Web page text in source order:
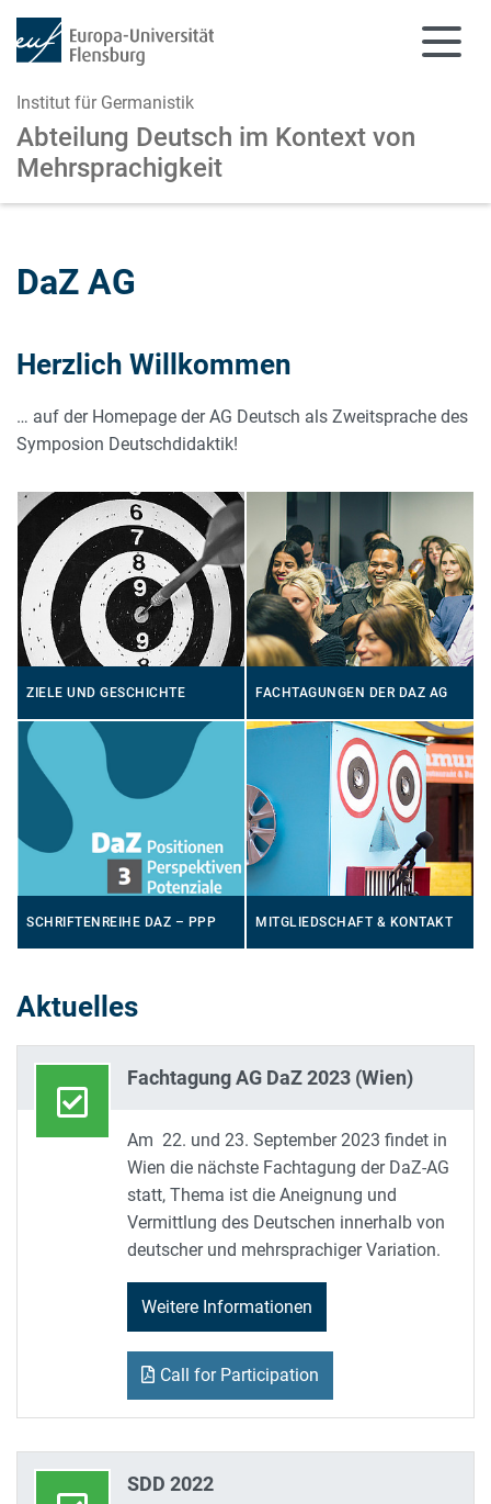
Institut für Germanistik
Abteilung Deutsch im Kontext von
Mehrsprachigkeit
DaZ AG
Herzlich Willkommen
… auf der Homepage der AG Deutsch als Zweitsprache des
Symposion Deutschdidaktik!
ZIELE UND GESCHICHTE FACHTAGUNGEN DER DAZ AG
SCHRIFTENREIHE DAZ – PPP MITGLIEDSCHAFT & KONTAKT
Aktuelles
Fachtagung AG DaZ 2023 (Wien)
Am 22. und 23. September 2023 findet in
Wien die nächste Fachtagung der DaZ-AG
statt, Thema ist die Aneignung und
Vermittlung des Deutschen innerhalb von
deutscher und mehrsprachiger Variation.
Weitere Informationen
Call for Participation
SDD 2022